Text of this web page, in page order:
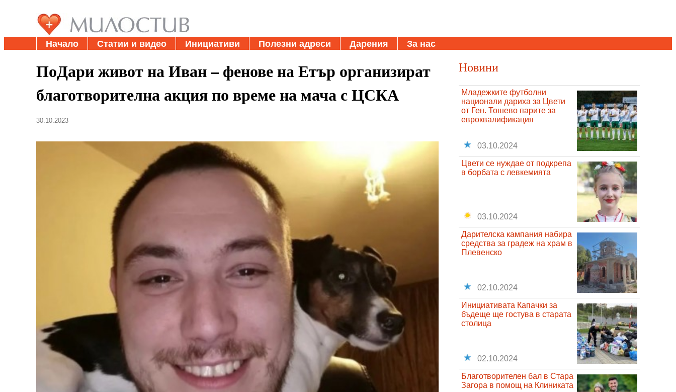
Начало Статии и видео Инициативи Полезни адреси Дарения За нас
ПоДари живот на Иван – фенове на Етър организират
благотворителна акция по време на мача с ЦСКА
30.10.2023
Новини
Младежките футболни
национали дариха за Цвети
от Ген. Тошево парите за
евроквалификация
03.10.2024
Цвети се нуждае от подкрепа
в борбата с левкемията
03.10.2024
Дарителска кампания набира
средства за градеж на храм в
Плевенско
02.10.2024
Инициативата Капачки за
бъдеще ще гостува в старата
столица
02.10.2024
Благотворителен бал в Стара
Загора в помощ на Клиниката